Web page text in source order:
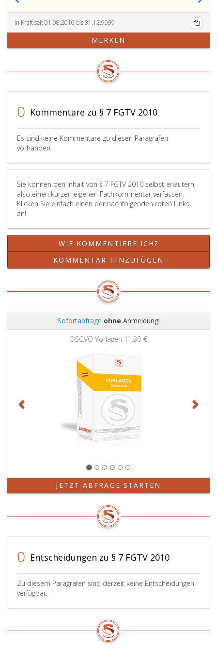
In Kraft seit 01.08.2010 bis 31.12.9999
MERKEN
0 Kommentare zu § 7 FGTV 2010
Es sind keine Kommentare zu diesen Paragrafen
vorhanden.
Sie können den Inhalt von § 7 FGTV 2010 selbst erläutern,
also einen kurzen eigenen Fachkommentar verfassen.
Klicken Sie einfach einen der nachfolgenden roten Links
an!
WIE KOMMENTIERE ICH?
KOMMENTAR HINZUFÜGEN
Sofortabfrage ohne Anmeldung!
DSGVO Vorlagen 11,90 €
JETZT ABFRAGE STARTEN
0 Entscheidungen zu § 7 FGTV 2010
Zu diesem Paragrafen sind derzeit keine Entscheidungen
verfügbar.